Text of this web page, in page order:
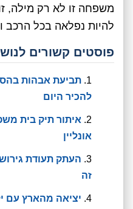
משפחה זו לא רק מילה,
להיות נפלאה בכל הרכב
פוסטים קשורים
תביעת אבהות
להכיר היום
איתור תיק בית
אונליין
העתק תעודת
זה
יציאה מהארץ עם